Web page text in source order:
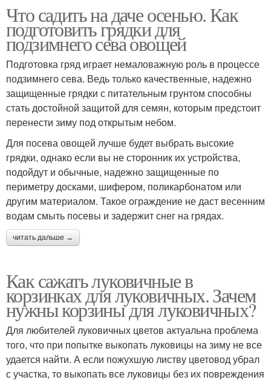
Что садить на даче осенью. Как
подготовить грядки для
подзимнего сева овощей
Подготовка гряд играет немаловажную роль в процессе
подзимнего сева. Ведь только качественные, надежно
защищенные грядки с питательным грунтом способны
стать достойной защитой для семян, которым предстоит
перенести зиму под открытым небом.
Для посева овощей лучше будет выбрать высокие
грядки, однако если вы не сторонник их устройства,
подойдут и обычные, надежно защищенные по
периметру досками, шифером, поликарбонатом или
другим материалом. Такое ограждение не даст весенним
водам смыть посевы и задержит снег на грядах.
читать дальше →
Как сажать луковичные в
корзинках для луковичных. Зачем
нужны корзины для луковичных?
Для любителей луковичных цветов актуальна проблема
того, что при попытке выкопать луковицы на зиму не все
удается найти. А если пожухшую листву цветовод убрал
с участка, то выкопать все луковицы без их повреждения